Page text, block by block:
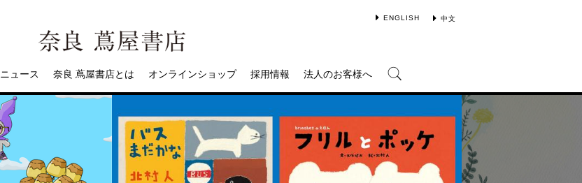
ENGLISH 中文
ニュース 奈良 蔦屋書店とは オンラインショップ 採用情報 法人のお客様へ